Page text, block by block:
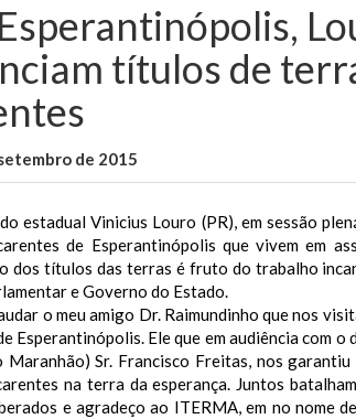
títulos de
de 2015
estadual Vinicius Louro (PR), em sessão
de Esperantinópolis que vivem em
dos títulos das terras é fruto do trabalho
e Governo do Estado.
o meu amigo Dr. Raimundinho que nos
Esperantinópolis. Ele que em audiência com
Maranhão) Sr. Francisco Freitas, nos
na terra da esperança. Juntos
e agradeço ao ITERMA, em no nome